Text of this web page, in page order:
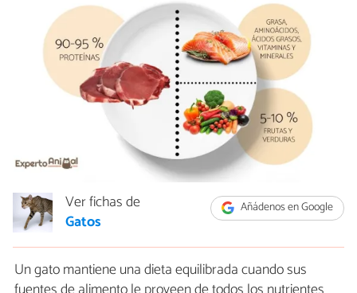
Añádenos en Google
Ver fichas de
Gatos
Un gato mantiene una dieta equilibrada cuando sus